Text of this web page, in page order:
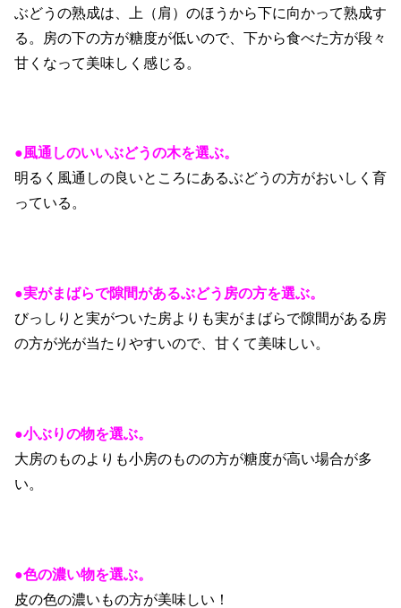
ぶどうの熟成は、上（肩）のほうから下に向かって熟成す
る。房の下の方が糖度が低いので、下から食べた方が段々
甘くなって美味しく感じる。
●風通しのいいぶどうの木を選ぶ。
明るく風通しの良いところにあるぶどうの方がおいしく育
っている。
●実がまばらで隙間があるぶどう房の方を選ぶ。
びっしりと実がついた房よりも実がまばらで隙間がある房
の方が光が当たりやすいので、甘くて美味しい。
●小ぶりの物を選ぶ。
大房のものよりも小房のものの方が糖度が高い場合が多
い。
●色の濃い物を選ぶ。
皮の色の濃いもの方が美味しい！